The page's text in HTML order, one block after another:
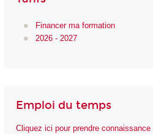
Financer ma formation
2026 - 2027
Emploi du temps
Cliquez ici pour prendre